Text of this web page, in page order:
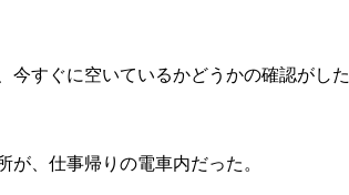
今すぐに空いているかどうかの確認がした
、仕事帰りの電車内だった。